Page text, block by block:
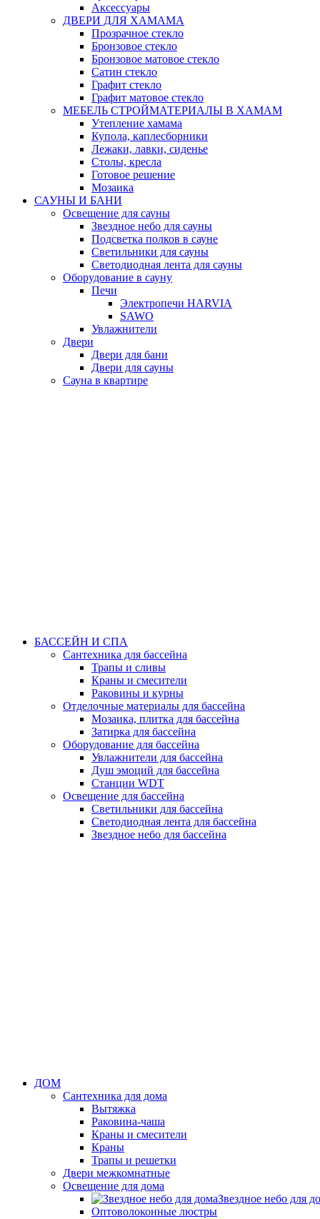
Аксессуары
ДВЕРИ ДЛЯ ХАМАМА
Прозрачное стекло
Бронзовое стекло
Бронзовое матовое стекло
Сатин стекло
Графит стекло
Графит матовое стекло
МЕБЕЛЬ СТРОЙМАТЕРИАЛЫ В ХАМАМ
Утепление хамама
Купола, каплесборники
Лежаки, лавки, сиденье
Столы, кресла
Готовое решение
Мозаика
САУНЫ И БАНИ
Освещение для сауны
Звездное небо для сауны
Подсветка полков в сауне
Светильники для сауны
Светодиодная лента для сауны
Оборудование в сауну
Печи
Электропечи HARVIA
SAWO
Увлажнители
Двери
Двери для бани
Двери для сауны
Сауна в квартире
БАССЕЙН И СПА
Сантехника для бассейна
Трапы и сливы
Краны и смесители
Раковины и курны
Отделочные материалы для бассейна
Мозаика, плитка для бассейна
Затирка для бассейна
Оборудование для бассейна
Увлажнители для бассейна
Душ эмоций для бассейна
Станции WDT
Освещение для бассейна
Светильники для бассейна
Светодиодная лента для бассейна
Звездное небо для бассейна
ДОМ
Сантехника для дома
Вытяжка
Раковина-чаша
Краны и смесители
Краны
Трапы и решетки
Двери межкомнатные
Освещение для дома
Звездное небо для
Оптоволоконные люстры